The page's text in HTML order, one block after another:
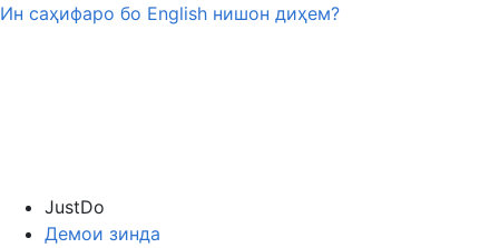
Ин саҳифаро бо English нишон диҳем?
JustDo
Демои зинда